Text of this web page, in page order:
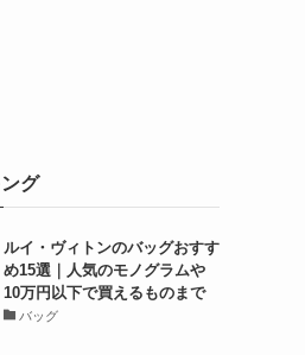
グ
ルイ・ヴィトンのバッグおすす
め15選｜人気のモノグラムや
10万円以下で買えるものまで
バッグ